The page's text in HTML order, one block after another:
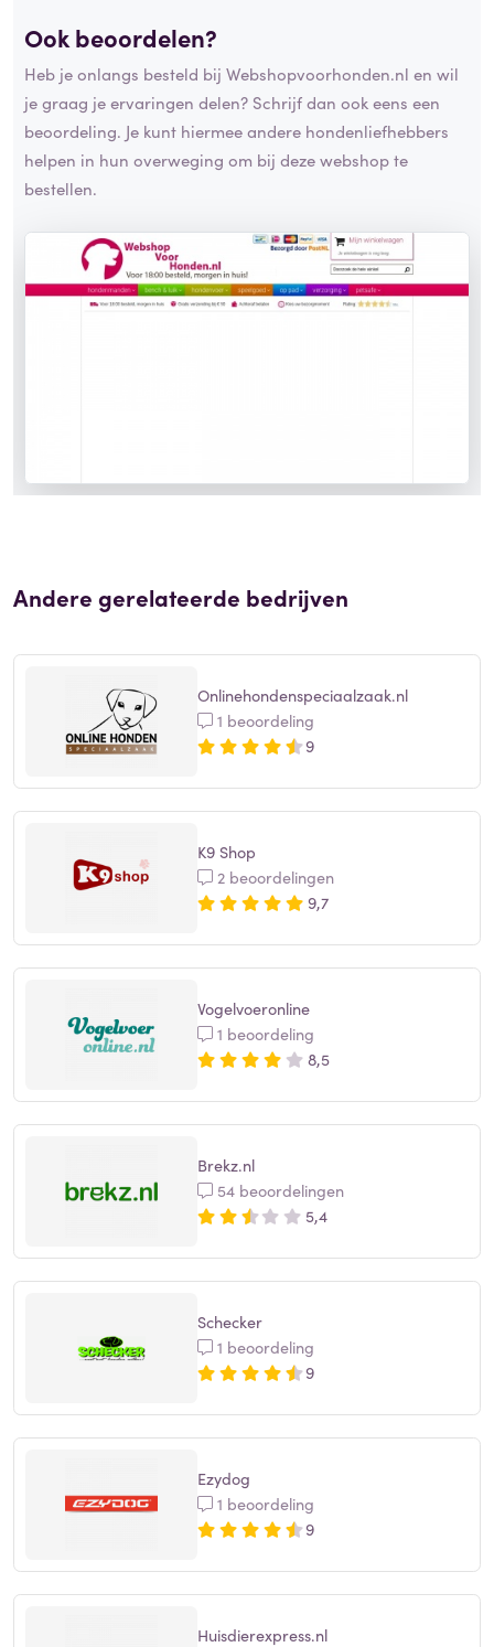
Ook beoordelen?
Heb je onlangs besteld bij Webshopvoorhonden.nl en wil
je graag je ervaringen delen? Schrijf dan ook eens een
beoordeling. Je kunt hiermee andere hondenliefhebbers
helpen in hun overweging om bij deze webshop te
bestellen.
Andere gerelateerde bedrijven
Onlinehondenspeciaalzaak.nl
1 beoordeling
9
K9 Shop
2 beoordelingen
9,7
Vogelvoeronline
1 beoordeling
8,5
Brekz.nl
54 beoordelingen
5,4
Schecker
1 beoordeling
9
Ezydog
1 beoordeling
9
Huisdierexpress.nl